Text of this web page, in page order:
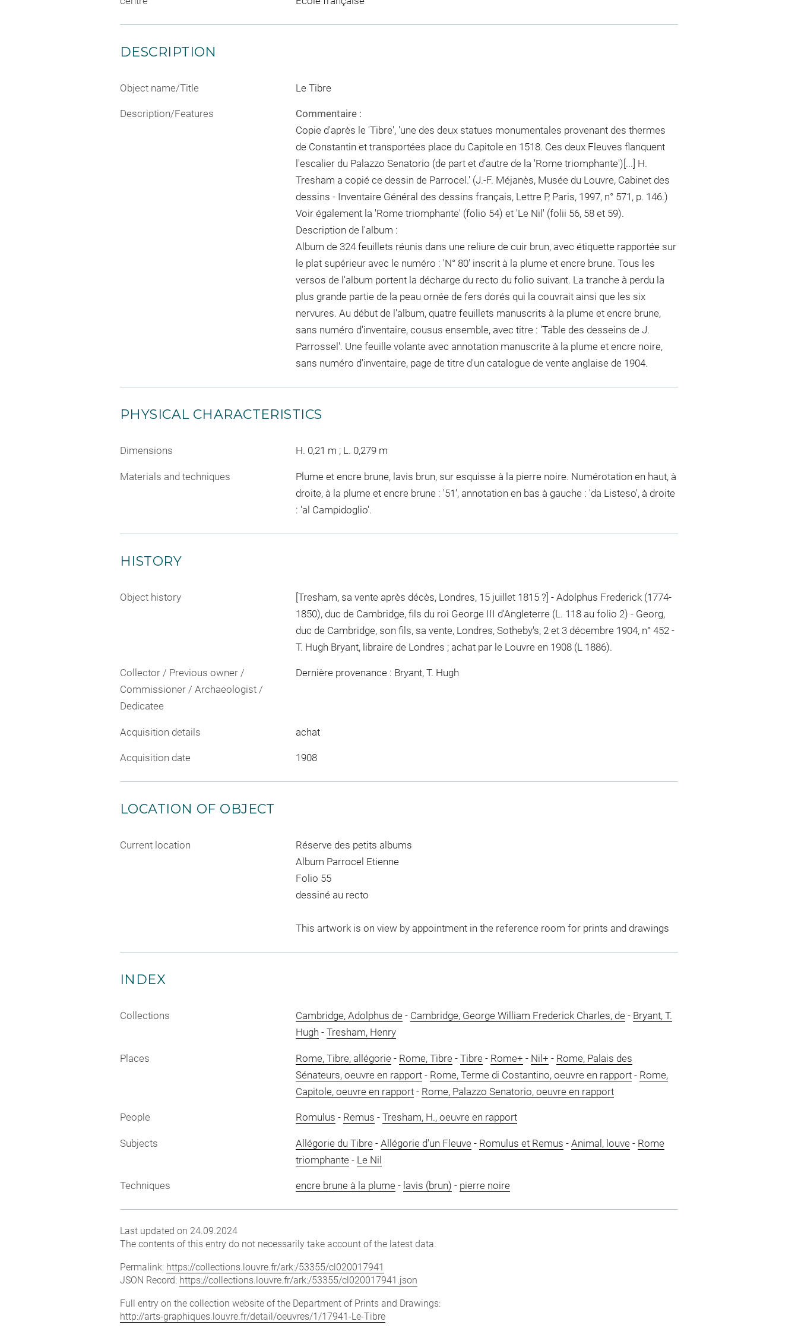
DESCRIPTION
Object name/Title Le Tibre
Description/Features
Commentaire :
Copie d'après le 'Tibre', 'une des deux statues monumentales provenant des thermes
de Constantin et transportées place du Capitole en 1518. Ces deux Fleuves flanquent
l'escalier du Palazzo Senatorio (de part et d'autre de la 'Rome triomphante')[...] H.
Tresham a copié ce dessin de Parrocel.' (J.-F. Méjanès, Musée du Louvre, Cabinet des
dessins - Inventaire Général des dessins français, Lettre P, Paris, 1997, n° 571, p. 146.)
Voir également la 'Rome triomphante' (folio 54) et 'Le Nil' (folii 56, 58 et 59).
Description de l'album :
Album de 324 feuillets réunis dans une reliure de cuir brun, avec étiquette rapportée sur
le plat supérieur avec le numéro : 'N° 80' inscrit à la plume et encre brune. Tous les
versos de l'album portent la décharge du recto du folio suivant. La tranche à perdu la
plus grande partie de la peau ornée de fers dorés qui la couvrait ainsi que les six
nervures. Au début de l'album, quatre feuillets manuscrits à la plume et encre brune,
sans numéro d'inventaire, cousus ensemble, avec titre : 'Table des desseins de J.
Parrossel'. Une feuille volante avec annotation manuscrite à la plume et encre noire,
sans numéro d'inventaire, page de titre d'un catalogue de vente anglaise de 1904.
PHYSICAL CHARACTERISTICS
Dimensions H. 0,21 m ; L. 0,279 m
Materials and techniques
Plume et encre brune, lavis brun, sur esquisse à la pierre noire. Numérotation en haut, à
droite, à la plume et encre brune : '51', annotation en bas à gauche : 'da Listeso', à droite
: 'al Campidoglio'.
HISTORY
Object history
[Tresham, sa vente après décès, Londres, 15 juillet 1815 ?] - Adolphus Frederick (1774-
1850), duc de Cambridge, fils du roi George III d'Angleterre (L. 118 au folio 2) - Georg,
duc de Cambridge, son fils, sa vente, Londres, Sotheby's, 2 et 3 décembre 1904, n° 452 -
T. Hugh Bryant, libraire de Londres ; achat par le Louvre en 1908 (L 1886).
Collector / Previous owner /
Commissioner / Archaeologist /
Dedicatee
Dernière provenance : Bryant, T. Hugh
Acquisition details achat
Acquisition date 1908
LOCATION OF OBJECT
Current location
Réserve des petits albums
Album Parrocel Etienne
Folio 55
dessiné au recto
This artwork is on view by appointment in the reference room for prints and drawings
INDEX
Collections Cambridge, Adolphus de- Cambridge, George William Frederick Charles, de- Bryant, T.
Hugh - Tresham, Henry
Places Rome, Tibre, allégorie- Rome, Tibre- Tibre- Rome+ - Nil+ - Rome, Palais des
Sénateurs, oeuvre en rapport- Rome, Terme di Costantino, oeuvre en rapport- Rome,
Capitole, oeuvre en rapport- Rome, Palazzo Senatorio, oeuvre en rapport
People Romulus - Remus - Tresham, H., oeuvre en rapport
Subjects Allégorie du Tibre- Allégorie d'un Fleuve- Romulus et Remus - Animal, louve- Rome
triomphante- Le Nil
Techniques encre brune à la plume- lavis (brun) - pierre noire
Last updated on 24.09.2024
The contents of this entry do not necessarily take account of the latest data.
Permalink: https://collections.louvre.fr/ark:/53355/cl020017941
JSON Record: https://collections.louvre.fr/ark:/53355/cl020017941.json
Full entry on the collection website of the Department of Prints and Drawings:
http://arts-graphiques.louvre.fr/detail/oeuvres/1/17941-Le-Tibre